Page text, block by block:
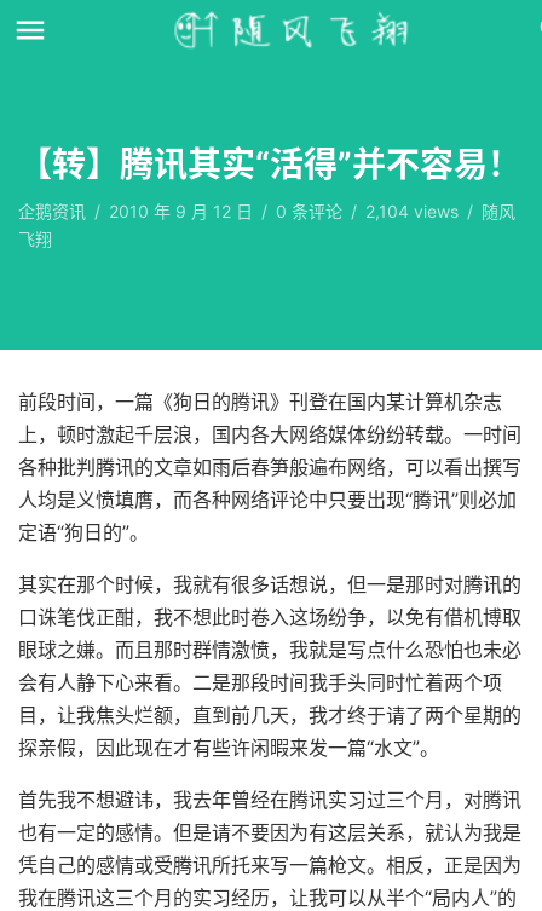
【转】腾讯其实“活得”并不容易！
企鹅资讯 / 2010 年 9 月 12 日 / 0 条评论 / 2,104 views / 随风
飞翔
前段时间，一篇《狗日的腾讯》刊登在国内某计算机杂志
上，顿时激起千层浪，国内各大网络媒体纷纷转载。一时间
各种批判腾讯的文章如雨后春笋般遍布网络，可以看出撰写
人均是义愤填膺，而各种网络评论中只要出现“腾讯”则必加
定语“狗日的”。
其实在那个时候，我就有很多话想说，但一是那时对腾讯的
口诛笔伐正酣，我不想此时卷入这场纷争，以免有借机博取
眼球之嫌。而且那时群情激愤，我就是写点什么恐怕也未必
会有人静下心来看。二是那段时间我手头同时忙着两个项
目，让我焦头烂额，直到前几天，我才终于请了两个星期的
探亲假，因此现在才有些许闲暇来发一篇“水文”。
首先我不想避讳，我去年曾经在腾讯实习过三个月，对腾讯
也有一定的感情。但是请不要因为有这层关系，就认为我是
凭自己的感情或受腾讯所托来写一篇枪文。相反，正是因为
我在腾讯这三个月的实习经历，让我可以从半个“局内人”的